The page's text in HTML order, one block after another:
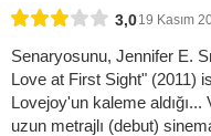
3,019 Kasım
Senaryosunu, Jennifer E.
Love at First Sight" (2011)
Lovejoy'un kaleme
uzun metrajlı (debut)